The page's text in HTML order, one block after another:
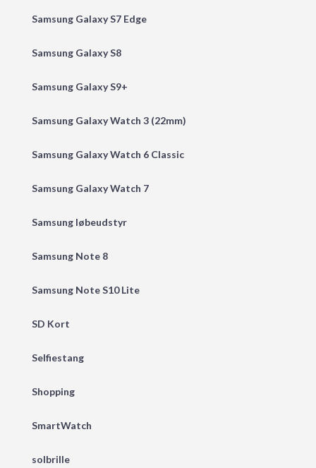
Samsung Galaxy S7 Edge
Samsung Galaxy S8
Samsung Galaxy S9+
Samsung Galaxy Watch 3 (22mm)
Samsung Galaxy Watch 6 Classic
Samsung Galaxy Watch 7
Samsung løbeudstyr
Samsung Note 8
Samsung Note S10 Lite
SD Kort
Selfiestang
Shopping
SmartWatch
solbrille